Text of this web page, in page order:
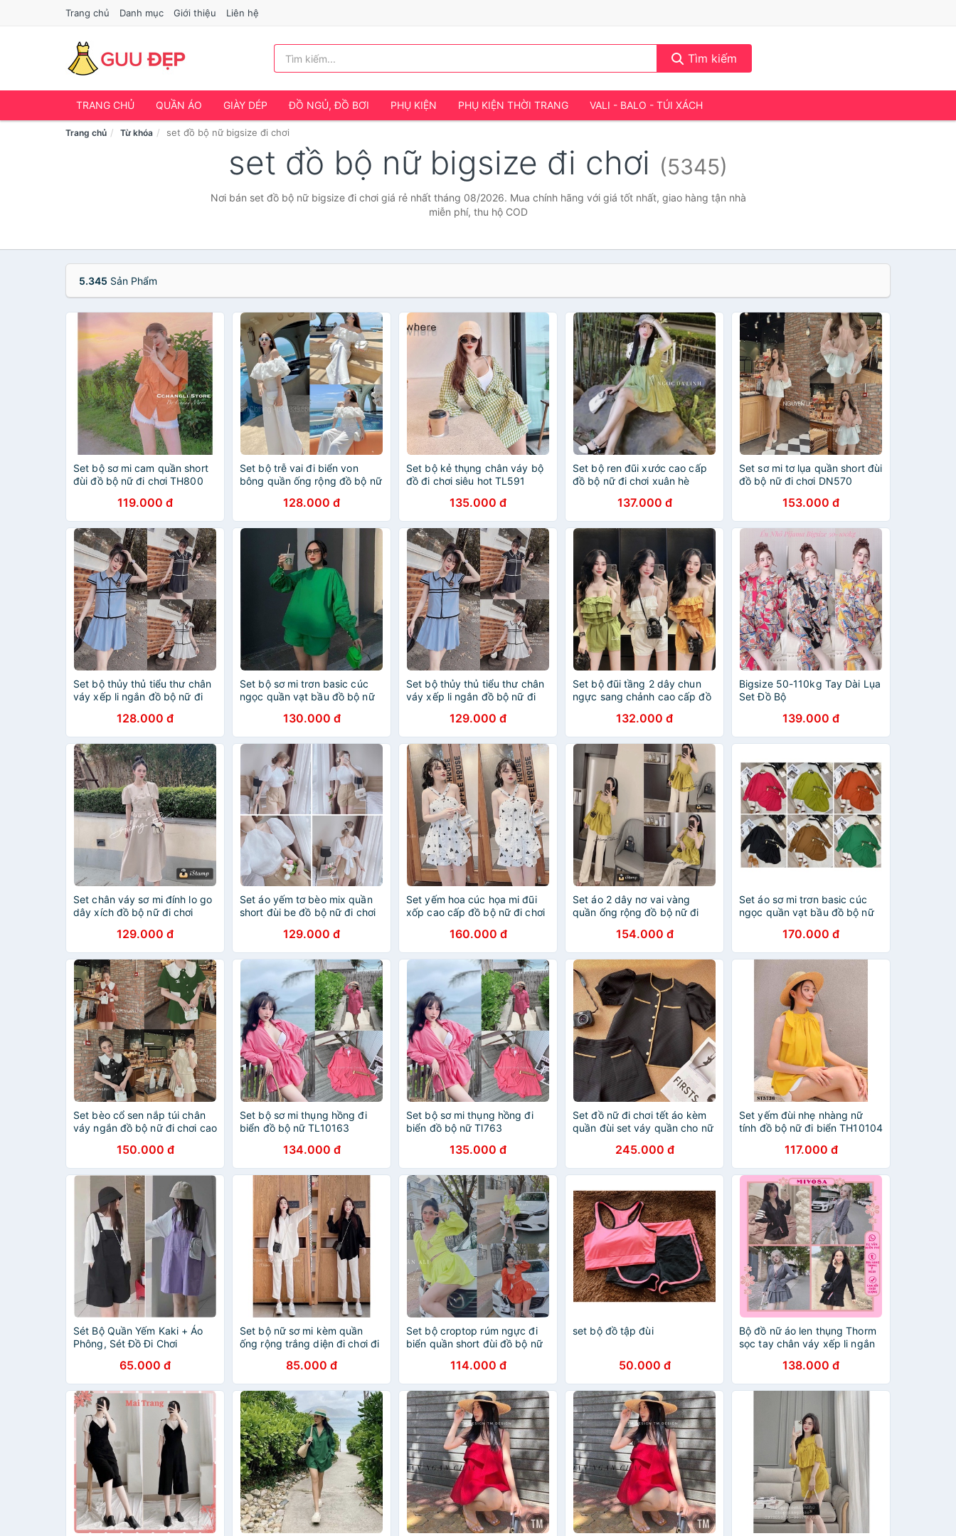
Trang chủ Danh mục Giới thiệu Liên hệ
Tìm kiếm
TRANG CHỦ QUẦN ÁO GIÀY DÉP ĐỒ NGỦ, ĐỒ BƠI PHỤ KIỆN PHỤ KIỆN THỜI TRANG VALI - BALO - TÚI XÁCH
Trang chủ Từ khóa set đồ bộ nữ bigsize đi chơi
set đồ bộ nữ bigsize đi chơi (5345)
Nơi bán set đồ bộ nữ bigsize đi chơi giá rẻ nhất tháng 08/2026. Mua chính hãng với giá tốt nhất, giao hàng tận nhà
miễn phí, thu hộ COD
5.345 Sản Phẩm
Set bộ sơ mi cam quần short
đùi đồ bộ nữ đi chơi TH800
119.000 đ
Set bộ trễ vai đi biển von
bông quần ống rộng đồ bộ nữ
128.000 đ
Set bộ kẻ thụng chân váy bộ
đồ đi chơi siêu hot TL591
135.000 đ
Set bộ ren đũi xước cao cấp
đồ bộ nữ đi chơi xuân hè
137.000 đ
Set sơ mi tơ lụa quần short đùi
đồ bộ nữ đi chơi DN570
153.000 đ
Set bộ thủy thủ tiểu thư chân
váy xếp li ngắn đồ bộ nữ đi
128.000 đ
Set bộ sơ mi trơn basic cúc
ngọc quần vạt bầu đồ bộ nữ
130.000 đ
Set bộ thủy thủ tiểu thư chân
váy xếp li ngắn đồ bộ nữ đi
129.000 đ
Set bộ đũi tầng 2 dây chun
ngực sang chảnh cao cấp đồ
132.000 đ
Bigsize 50-110kg Tay Dài Lụa
Set Đồ Bộ
139.000 đ
Set chân váy sơ mi đính lo go
dây xích đồ bộ nữ đi chơi
129.000 đ
Set áo yếm tơ bèo mix quần
short đùi be đồ bộ nữ đi chơi
129.000 đ
Set yếm hoa cúc họa mi đũi
xốp cao cấp đồ bộ nữ đi chơi
160.000 đ
Set áo 2 dây nơ vai vàng
quần ống rộng đồ bộ nữ đi
154.000 đ
Set áo sơ mi trơn basic cúc
ngọc quần vạt bầu đồ bộ nữ
170.000 đ
Set bèo cổ sen nắp túi chân
váy ngắn đồ bộ nữ đi chơi cao
150.000 đ
Set bộ sơ mi thụng hồng đi
biển đồ bộ nữ TL10163
134.000 đ
Set bộ sơ mi thụng hồng đi
biển đồ bộ nữ Tl763
135.000 đ
Set đồ nữ đi chơi tết áo kèm
quần đùi set váy quần cho nữ
245.000 đ
Set yếm đùi nhẹ nhàng nữ
tính đồ bộ nữ đi biển TH10104
117.000 đ
Sét Bộ Quần Yếm Kaki + Áo
Phông, Sét Đồ Đi Chơi
65.000 đ
Set bộ nữ sơ mi kèm quần
ống rộng trắng diện đi chơi đi
85.000 đ
Set bộ croptop rúm ngực đi
biển quần short đùi đồ bộ nữ
114.000 đ
set bộ đồ tập đùi
50.000 đ
Bộ đồ nữ áo len thụng Thorm
sọc tay chân váy xếp li ngắn
xắn MIVOSA SV002
138.000 đ